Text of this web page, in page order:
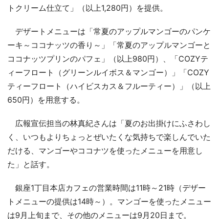
トクリーム仕立て」（以上1,280円）を提供。
デザートメニューは「常夏のアップルマンゴーのパンケ
ーキ～ココナッツの香り～」「常夏のアップルマンゴーと
ココナッツプリンのパフェ」（以上980円）、「COZYテ
ィーフロート（グリーンルイボス＆マンゴー）」「COZY
ティーフロート（ハイビスカス＆フルーティー）」（以上
650円）を用意する。
広報宣伝担当の林真紀さんは「夏のお出掛けにふさわし
く、いつもよりちょっとぜいたくな気持ちで楽しんでいた
だける、マンゴーやココナツを使ったメニューを用意し
た」と話す。
銀座1丁目本店カフェの営業時間は11時～21時（デザー
トメニューの提供は14時～）。マンゴーを使ったメニュー
は9月上旬まで、その他のメニューは9月20日まで。